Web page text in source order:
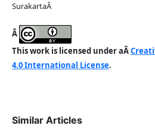
SurakartaÂ
Â
This work is licensed under aÂ
4.0 International License.
Similar Articles